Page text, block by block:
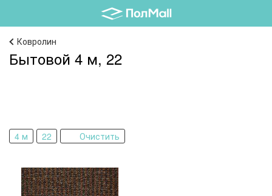
Ковролин
Бытовой 4 м, 22
4 м 22 Очистить